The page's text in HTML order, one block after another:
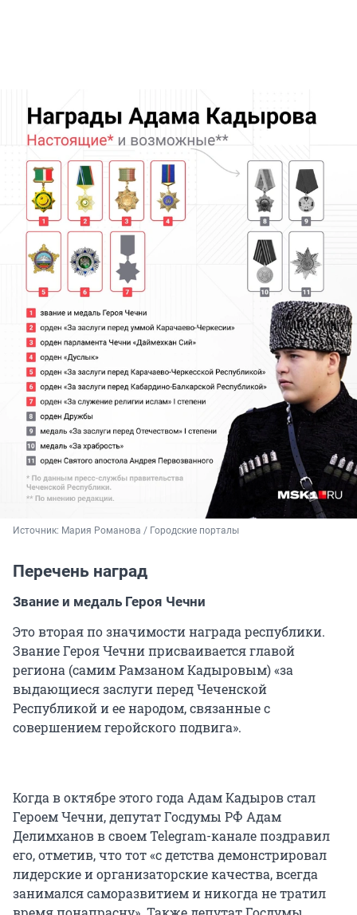
Источник: Мария Романова / Городские порталы
Перечень наград
Звание и медаль Героя Чечни
Это вторая по значимости награда республики.
Звание Героя Чечни присваивается главой
региона (самим Рамзаном Кадыровым) «за
выдающиеся заслуги перед Чеченской
Республикой и ее народом, связанные с
совершением геройского подвига».
Когда в октябре этого года Адам Кадыров стал
Героем Чечни, депутат Госдумы РФ Адам
Делимханов в своем Telegram-канале поздравил
его, отметив, что тот «с детства демонстрировал
лидерские и организаторские качества, всегда
занимался саморазвитием и никогда не тратил